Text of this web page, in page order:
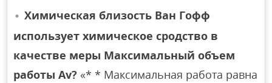
Химическая близость Ван Гофф
использует химическое сродство в
качестве меры Максимальный объем
работы Av? «* * Максимальная работа равна